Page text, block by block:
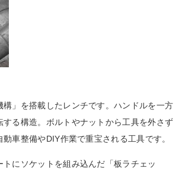
」を搭載したレンチです。ハンドルを一方
る構造。ボルトやナットから工具を外さず
車整備やDIY作業で重宝される工具です。
にソケットを組み込んだ「板ラチェッ